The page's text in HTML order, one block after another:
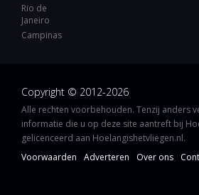
Rio de
Janeiro
Campinas
Copyright © 2012-2026
Alle rechten voorbehouden. Tenzij anders
informatie die u op deze site aantreft bij
gelicenceerd aan Hoelangishetvliegen.nl.
Voorwaarden
Adverteren Over ons